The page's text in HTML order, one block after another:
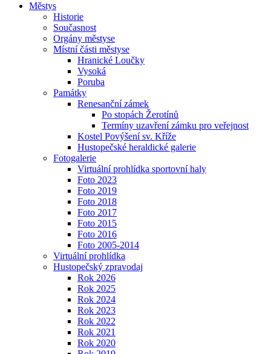
Městys
Historie
Současnost
Orgány městyse
Místní části městyse
Hranické Loučky
Vysoká
Poruba
Památky
Renesanční zámek
Po stopách Žerotínů
Termíny uzavření zámku pro veřejnost
Kostel Povýšení sv. Kříže
Hustopečské heraldické galerie
Fotogalerie
Virtuální prohlídka sportovní haly
Foto 2023
Foto 2019
Foto 2018
Foto 2017
Foto 2015
Foto 2016
Foto 2005-2014
Virtuální prohlídka
Hustopečský zpravodaj
Rok 2026
Rok 2025
Rok 2024
Rok 2023
Rok 2022
Rok 2021
Rok 2020